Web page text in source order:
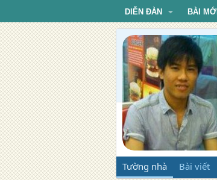
DIỄN ĐÀN BÀI MỚI
Tường nhà Bài viết